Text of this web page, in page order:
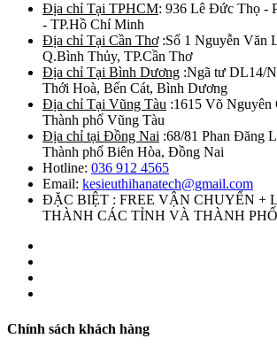
Địa chỉ Tại TPHCM: 936 Lê Đức Thọ -
- TP.Hồ Chí Minh
Địa chỉ Tại Cần Thơ:Số 1 Nguyễn Văn
Q.Bình Thủy, TP.Cần Thơ
Địa chỉ Tại Bình Dương :Ngã tư DL14/
Thới Hoà, Bến Cát, Bình Dương
Địa chỉ Tại Vũng Tàu :1615 Võ Nguyên
Thành phố Vũng Tàu
Địa chỉ tại Đồng Nai :68/81 Phan Đăng
Thành phố Biên Hòa, Đồng Nai
Hotline: 036 912 4565
Email: kesieuthihanatech@gmail.com
ĐẶC BIỆT : FREE VẬN CHUYỂN +
THÀNH CÁC TỈNH VÀ THÀNH PHỐ
Chính sách khách hàng